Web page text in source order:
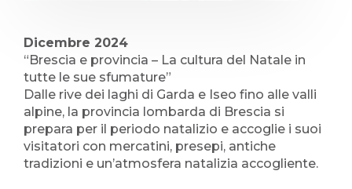
Dicembre 2024
“Brescia e provincia – La cultura del Natale in
tutte le sue sfumature”
Dalle rive dei laghi di Garda e Iseo fino alle valli
alpine, la provincia lombarda di Brescia si
prepara per il periodo natalizio e accoglie i suoi
visitatori con mercatini, presepi, antiche
tradizioni e un’atmosfera natalizia accogliente.